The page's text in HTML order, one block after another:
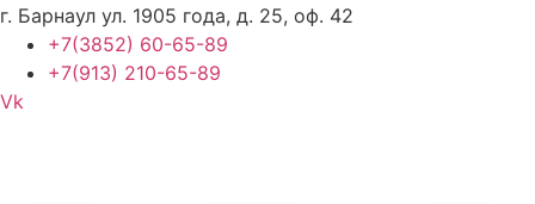
г. Барнаул ул. 1905 года, д. 25, оф. 42
+7(3852) 60-65-89
+7(913) 210-65-89
Vk